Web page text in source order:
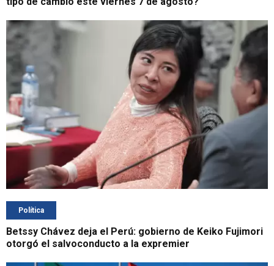
Política
Betssy Chávez deja el Perú: gobierno de Keiko Fujimori
otorgó el salvoconducto a la expremier